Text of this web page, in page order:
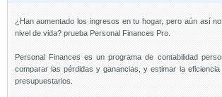
¿Han aumentado los ingresos en tu hogar, pero aún así
nivel de vida? prueba Personal Finances Pro.
Personal Finances es un programa de contabilidad
comparar las pérdidas y ganancias, y estimar la
presupuestarios.